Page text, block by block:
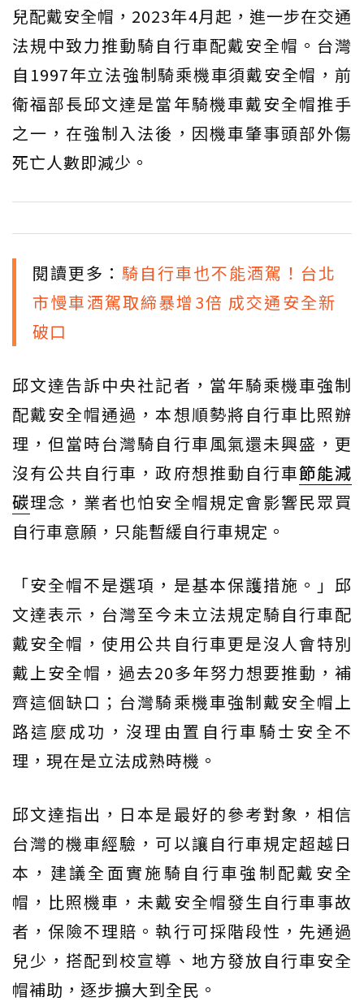
兒配戴安全帽，2023年4月起，進一步在交通
法規中致力推動騎自行車配戴安全帽。台灣
自1997年立法強制騎乘機車須戴安全帽，前
衛福部長邱文達是當年騎機車戴安全帽推手
之一，在強制入法後，因機車肇事頭部外傷
死亡人數即減少。
閱讀更多： 騎自行車也不能酒駕！台北
市慢車酒駕取締暴增3倍 成交通安全新
破口
邱文達告訴中央社記者，當年騎乘機車強制
配戴安全帽通過，本想順勢將自行車比照辦
理，但當時台灣騎自行車風氣還未興盛，更
沒有公共自行車，政府想推動自行車節能減
碳理念，業者也怕安全帽規定會影響民眾買
自行車意願，只能暫緩自行車規定。
「安全帽不是選項，是基本保護措施。」邱
文達表示，台灣至今未立法規定騎自行車配
戴安全帽，使用公共自行車更是沒人會特別
戴上安全帽，過去20多年努力想要推動，補
齊這個缺口；台灣騎乘機車強制戴安全帽上
路這麼成功，沒理由置自行車騎士安全不
理，現在是立法成熟時機。
邱文達指出，日本是最好的參考對象，相信
台灣的機車經驗，可以讓自行車規定超越日
本，建議全面實施騎自行車強制配戴安全
帽，比照機車，未戴安全帽發生自行車事故
者，保險不理賠。執行可採階段性，先通過
兒少，搭配到校宣導、地方發放自行車安全
帽補助，逐步擴大到全民。